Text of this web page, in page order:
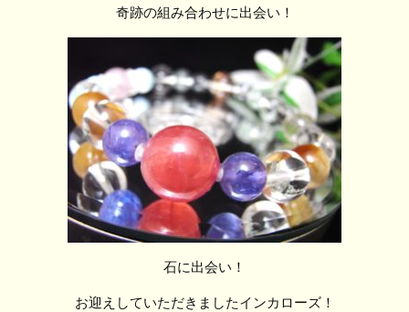
奇跡の組み合わせに出会い！
石に出会い！
お迎えしていただきましたインカローズ！